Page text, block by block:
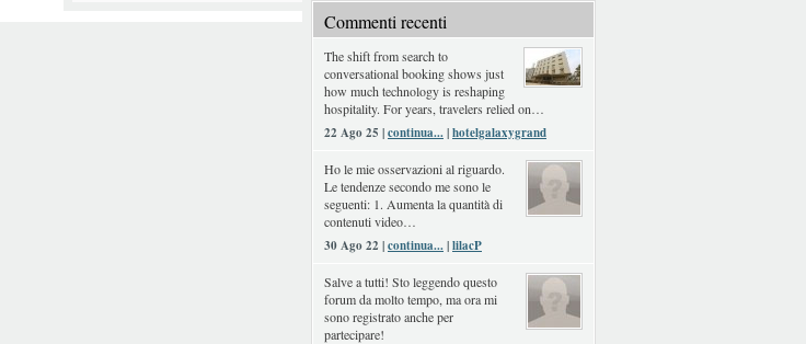
Commenti recenti
The shift from search to
conversational booking shows just
how much technology is reshaping
hospitality. For years, travelers relied on…
22 Ago 25 |continua...|hotelgalaxygrand
Ho le mie osservazioni al riguardo.
Le tendenze secondo me sono le
seguenti: 1. Aumenta la quantità di
contenuti video…
30 Ago 22 |continua...|lilacP
Salve a tutti! Sto leggendo questo
forum da molto tempo, ma ora mi
sono registrato anche per
partecipare!